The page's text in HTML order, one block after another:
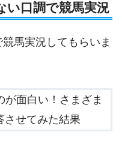
い口調で競馬実況
馬実況してもらいま